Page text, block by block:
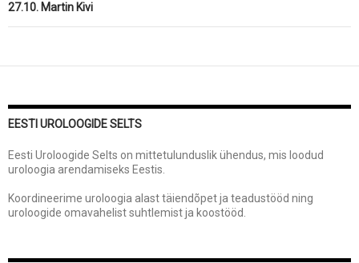
27.10. Martin Kivi
EESTI UROLOOGIDE SELTS
Eesti Uroloogide Selts on mittetulunduslik ühendus, mis loodud
uroloogia arendamiseks Eestis.
Koordineerime uroloogia alast täiendõpet ja teadustööd ning
uroloogide omavahelist suhtlemist ja koostööd.